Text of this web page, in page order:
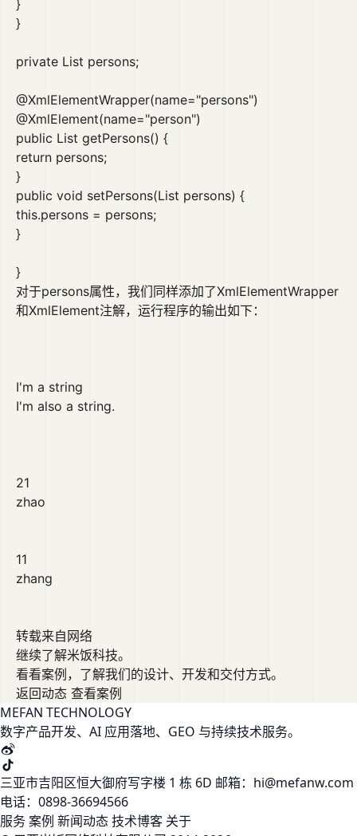
}
}
private List persons;
@XmlElementWrapper(name="persons")
@XmlElement(name="person")
public List getPersons() {
return persons;
}
public void setPersons(List persons) {
this.persons = persons;
}
}
对于persons属性，我们同样添加了XmlElementWrapper
和XmlElement注解，运行程序的输出如下：
I'm a string
I'm also a string.
21
zhao
11
zhang
转载来自网络
继续了解米饭科技。
看看案例，了解我们的设计、开发和交付方式。
返回动态 查看案例
MEFAN TECHNOLOGY
数字产品开发、AI 应用落地、GEO 与持续技术服务。
三亚市吉阳区恒大御府写字楼 1 栋 6D 邮箱：hi@mefanw.com
电话：0898-36694566
服务案例 新闻动态技术博客 关于